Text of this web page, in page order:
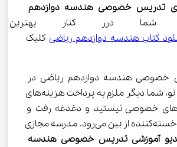
تدریس خصوصی هندسه دوازدهم
درر کنار بهترین
کتاب هندسه دوازدهم ریاضی کلیک
خصوصی هندسه دوازدهم ریاضی در
مدرسه مجازی آی نو، شما دیگر ملزم به پرداخت هزینه‌های
گزاف برای کلاس‌های خصوصی نیستید و دغدغه رفت و
آمدهای طولانی و خسته‌کننده از بین می‌رود. مدرسه مجازی
آموزشی تدریس خصوصی هندسه